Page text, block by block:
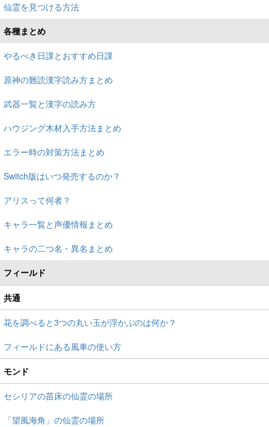
仙霊を見つける方法
各種まとめ
やるべき日課とおすすめ日課
原神の難読漢字読み方まとめ
武器一覧と漢字の読み方
ハウジング木材入手方法まとめ
エラー時の対策方法まとめ
Switch版はいつ発売するのか？
アリスって何者？
キャラ一覧と声優情報まとめ
キャラの二つ名・異名まとめ
フィールド
共通
花を調べると3つの丸い玉が浮かぶのは何か？
フィールドにある風車の使い方
モンド
セシリアの苗床の仙霊の場所
「望風海角」の仙霊の場所